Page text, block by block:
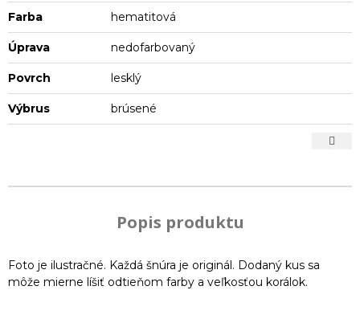
Farba hematitová
Úprava nedofarbovaný
Povrch lesklý
Výbrus brúsené
Popis produktu
Foto je ilustračné. Každá šnúra je originál. Dodaný kus sa
môže mierne líšiť odtieňom farby a veľkosťou korálok.